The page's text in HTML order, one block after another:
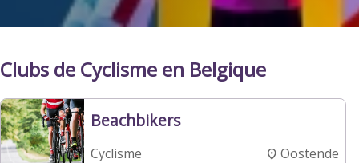
Clubs de Cyclisme en Belgique
Beachbikers
Cyclisme Oostende